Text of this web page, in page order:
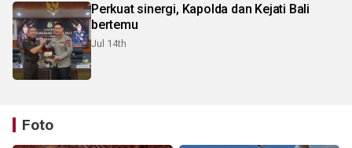
Perkuat sinergi, Kapolda dan Kejati Bali
bertemu
Jul 14th
Foto